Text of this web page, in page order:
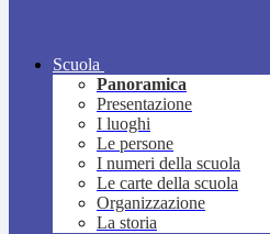
Scuola
Panoramica
Presentazione
I luoghi
Le persone
I numeri della scuola
Le carte della scuola
Organizzazione
La storia